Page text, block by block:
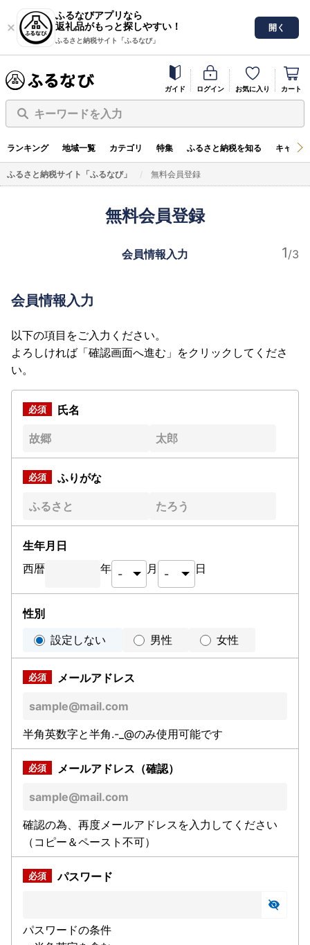
ふるなびアプリなら
返礼品がもっと探しやすい！
ふるさと納税サイト「ふるなび」
開く
ガイド ログイン お気に入り カート
キーワードを入力
ランキング 地域一覧 カテゴリ 特集 ふるさと納税を知る キャン
ふるさと納税サイト「ふるなび」 無料会員登録
無料会員登録
会員情報入力
会員情報入力
以下の項目をご入力ください。
よろしければ「確認画面へ進む」をクリックしてくださ
い。
氏名
ふりがな
生年月日
西暦
年 月 日
性別
設定しない
男性 女性
メールアドレス
半角英数字と半角.-_@のみ使用可能です
メールアドレス（確認）
確認の為、再度メールアドレスを入力してください
（コピー＆ペースト不可）
パスワード
パスワードの条件